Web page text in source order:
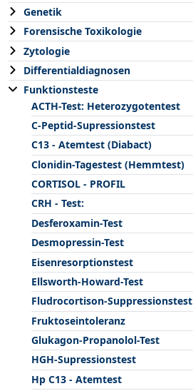
Genetik
Forensische Toxikologie
Zytologie
Differentialdiagnosen
Funktionsteste
ACTH-Test: Heterozygotentest
C-Peptid-Supressionstest
C13 - Atemtest (Diabact)
Clonidin-Tagestest (Hemmtest)
CORTISOL - PROFIL
CRH - Test:
Desferoxamin-Test
Desmopressin-Test
Eisenresorptionstest
Ellsworth-Howard-Test
Fludrocortison-Suppressionstest
Fruktoseintoleranz
Glukagon-Propanolol-Test
HGH-Supressionstest
Hp C13 - Atemtest